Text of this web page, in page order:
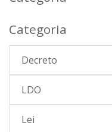
Categoria
Decreto
LDO
Lei